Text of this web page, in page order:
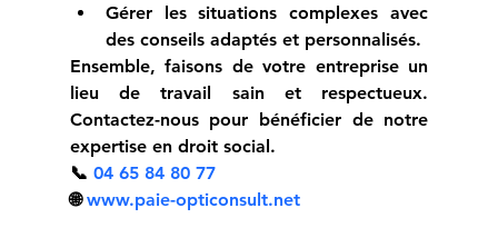
Gérer les situations complexes avec
des conseils adaptés et personnalisés.
Ensemble, faisons de votre entreprise un
lieu de travail sain et respectueux.
Contactez-nous pour bénéficier de notre
expertise en droit social.
📞 04 65 84 80 77
🌐 www.paie-opticonsult.net